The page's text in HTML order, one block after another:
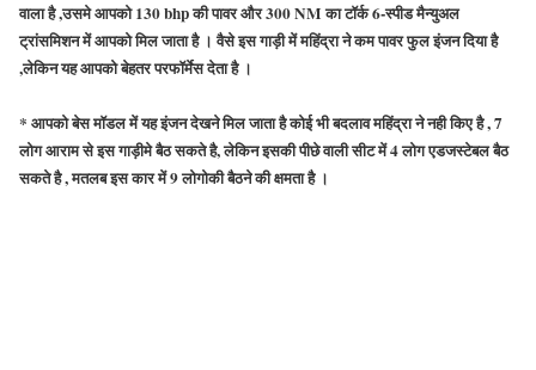
वाला है ,उसमे आपको130 bhpकी पावर और300 NMका टॉर्क6-स्पीडमैन्युअल
ट्रांसमिशन में आपको मिल जाता है । वैसे इस गाड़ी में महिंद्रा ने कम पावर फुल इंजन दिया है
,लेकिन यह आपको बेहतर परफॉर्मेस देता है ।
* आपको बेस मॉडल में यह इंजन देखने मिल जाता है कोई भी बदलाव महिंद्रा ने नही किए है ,7
लोग आराम से इस गाड़ीमे बैठ सकते है, लेकिन इसकी पीछे वाली सीट में4लोग एडजस्टेबल बैठ
सकते है , मतलब इस कार में9लोगोकी बैठने की क्षमता है ।